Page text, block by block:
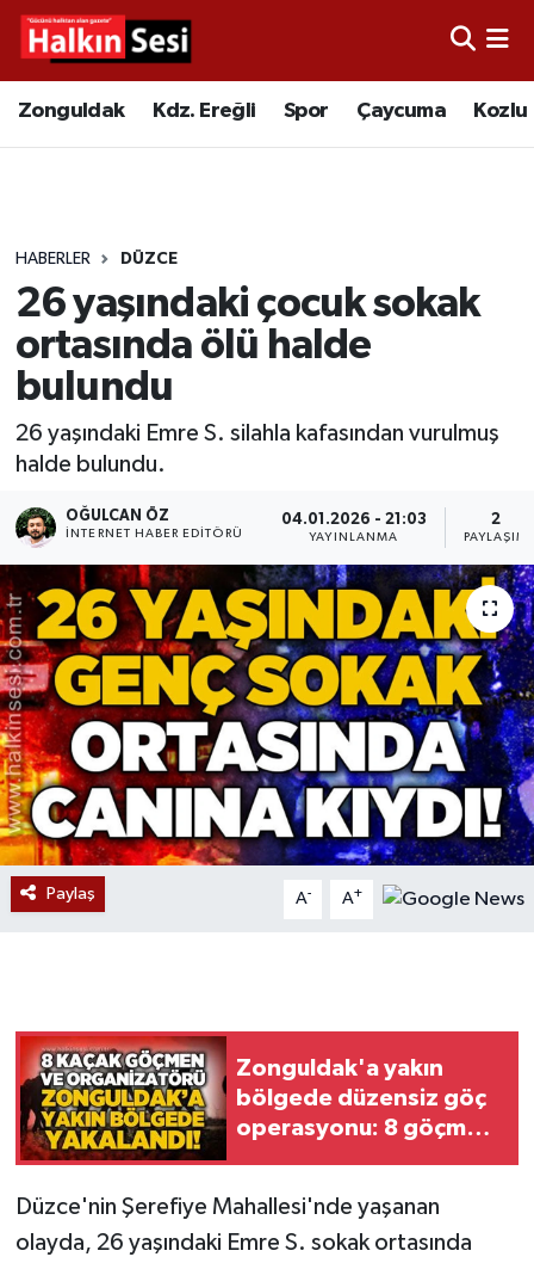
Zonguldak Kdz. Ereğli Spor Çaycuma Kozlu
HABERLER DÜZCE
26 yaşındaki çocuk sokak
ortasında ölü halde
bulundu
26 yaşındaki Emre S. silahla kafasından vurulmuş
halde bulundu.
OĞULCAN ÖZ
İNTERNET HABER EDITÖRÜ
04.01.2026 - 21:03
YAYINLANMA
2
PAYLAŞIM
Paylaş A- A+
Zonguldak'a yakın
bölgede düzensiz göç
operasyonu: 8 göçmen
Düzce'nin Şerefiye Mahallesi'nde yaşanan
olayda, 26 yaşındaki Emre S. sokak ortasında
Video
Çaycuma
Alaplı
Asayiş
Bartın
Karabük
Devrek
Bolu
ÇEVRE
BİLİM VE TEKNOLOJİ
DUNYA
Düzce
Genel
Gökçebey
İş ilanı
Merkez Hava Durumu
Tüm Manşetler
Son Dakika Haberleri
Haber Arşivi